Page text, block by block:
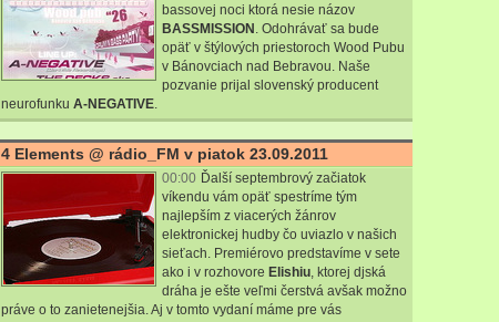
bassovej noci ktorá nesie názov
BASSMISSION . Odohrávať sa bude
opäť v štýlových priestoroch Wood Pubu
v Bánovciach nad Bebravou. Naše
pozvanie prijal slovenský producent
neurofunku A-NEGATIVE.
4 Elements @ rádio_FM v piatok 23.09.2011
00:00 Ďalší septembrový začiatok
víkendu vám opäť spestríme tým
najlepším z viacerých žánrov
elektronickej hudby čo uviazlo v našich
sieťach. Premiérovo predstavíme v sete
ako i v rozhovore Elishiu, ktorej djská
dráha je ešte veľmi čerstvá avšak možno
práve o to zanietenejšia. Aj v tomto vydaní máme pre vás